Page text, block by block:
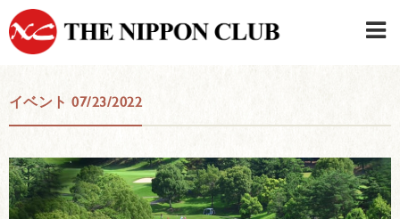
イベント 07/23/2022JAPANESE
日本クラブメンバーログイン
連絡先・駐車場
はじめてご利用の方はこちら
›